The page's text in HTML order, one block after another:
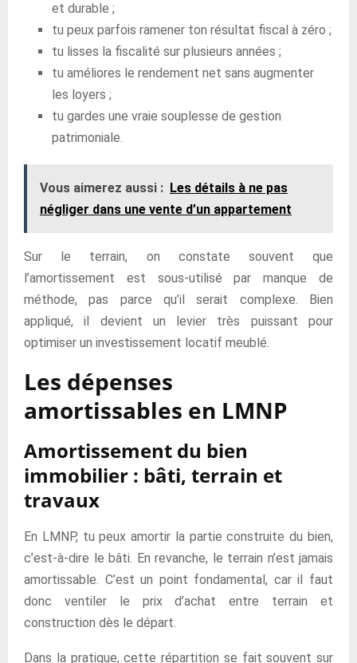
et durable ;
tu peux parfois ramener ton résultat fiscal à zéro ;
tu lisses la fiscalité sur plusieurs années ;
tu améliores le rendement net sans augmenter
les loyers ;
tu gardes une vraie souplesse de gestion
patrimoniale.
Vous aimerez aussi : Les détails à ne pas
négliger dans une vente d’un appartement
Sur le terrain, on constate souvent que
l’amortissement est sous-utilisé par manque de
méthode, pas parce qu’il serait complexe. Bien
appliqué, il devient un levier très puissant pour
optimiser un investissement locatif meublé.
Les dépenses
amortissables en LMNP
Amortissement du bien
immobilier : bâti, terrain et
travaux
En LMNP, tu peux amortir la partie construite du bien,
c’est-à-dire le bâti. En revanche, le terrain n’est jamais
amortissable. C’est un point fondamental, car il faut
donc ventiler le prix d’achat entre terrain et
construction dès le départ.
Dans la pratique, cette répartition se fait souvent sur